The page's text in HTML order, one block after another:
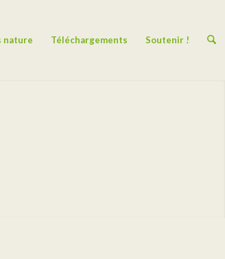
nature Téléchargements Soutenir !